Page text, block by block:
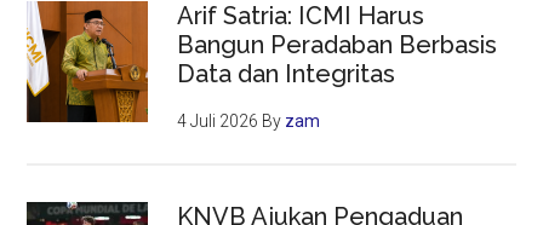
Arif Satria: ICMI Harus
Bangun Peradaban Berbasis
Data dan Integritas
4 Juli 2026 By zam
KNVB Ajukan Pengaduan